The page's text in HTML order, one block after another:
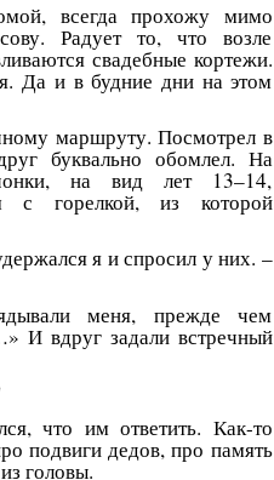
всегда прохожу мимо
Радует то, что возле
свадебные кортежи.
Да и в будние дни на этом
маршруту. Посмотрел в
буквально обомлел. На
на вид лет 13–14,
с горелкой, из которой
я и спросил у них. –
меня, прежде чем
И вдруг задали встречный
что им ответить. Как-то
подвиги дедов, про память
головы.